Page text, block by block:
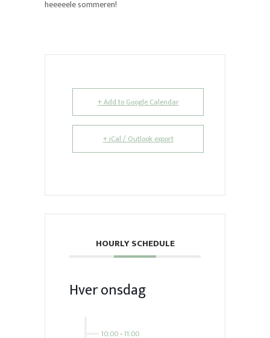
heeeeele sommeren!
+ Add to Google Calendar
+ iCal / Outlook export
HOURLY SCHEDULE
Hver onsdag
10:00 -11:00